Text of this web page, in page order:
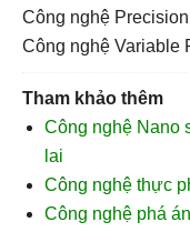
công nghệ
công nghệ Variable
Tham khảo thêm
Công nghệ Nano
lai
Công nghệ thực
Công nghệ phá